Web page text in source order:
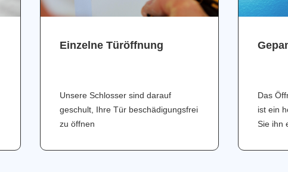
Einzelne Türöffnung
Unsere Schlosser sind darauf
geschult, Ihre Tür beschädigungsfrei
zu öffnen
Das
ist ein
Sie ihn